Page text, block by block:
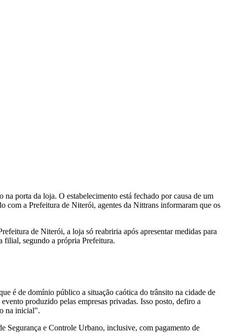
porta da loja. O estabelecimento está fechado por causa de um
com a Prefeitura de Niterói, agentes da Nittrans informaram que os
de Niterói, a loja só reabriria após apresentar medidas para
filial, segundo a própria Prefeitura.
é de domínio público a situação caótica do trânsito na cidade de
produzido pelas empresas privadas. Isso posto, defiro a
na inicial".
Segurança e Controle Urbano, inclusive, com pagamento de